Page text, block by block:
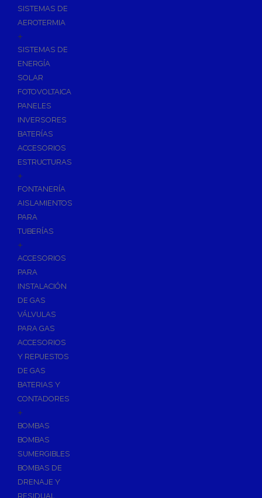
SISTEMAS DE
AEROTERMIA
+
SISTEMAS DE
ENERGÍA
SOLAR
FOTOVOLTAICA
PANELES
INVERSORES
BATERÍAS
ACCESORIOS
ESTRUCTURAS
+
FONTANERÍA
AISLAMIENTOS
PARA
TUBERÍAS
+
ACCESORIOS
PARA
INSTALACIÓN
DE GAS
VÁLVULAS
PARA GAS
ACCESORIOS
Y REPUESTOS
DE GAS
BATERIAS Y
CONTADORES
+
BOMBAS
BOMBAS
SUMERGIBLES
BOMBAS DE
DRENAJE Y
RESIDUAL